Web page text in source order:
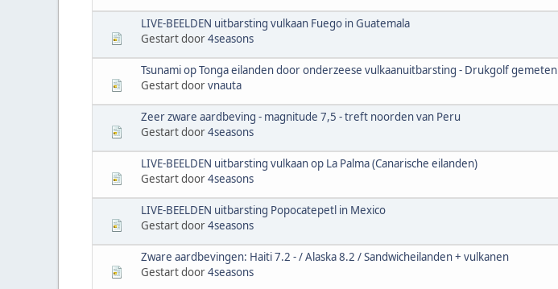
LIVE-BEELDEN uitbarsting vulkaan Fuego in Guatemala
Gestart door4seasons
Tsunami op Tonga eilanden door onderzeese vulkaanuitbarsting - Drukgolf gemeten
Gestart doorvnauta
Zeer zware aardbeving - magnitude 7,5 - treft noorden van Peru
Gestart door4seasons
LIVE-BEELDEN uitbarsting vulkaan op La Palma (Canarische eilanden)
Gestart door4seasons
LIVE-BEELDEN uitbarsting Popocatepetl in Mexico
Gestart door4seasons
Zware aardbevingen: Haiti 7.2 - / Alaska 8.2 / Sandwicheilanden + vulkanen
Gestart door4seasons